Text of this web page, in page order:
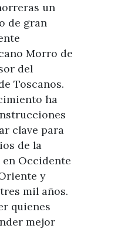
un
de gran
Morro de
del
Toscanos.
ha
clave para
de la
Occidente
y
mil años.
quienes
mejor